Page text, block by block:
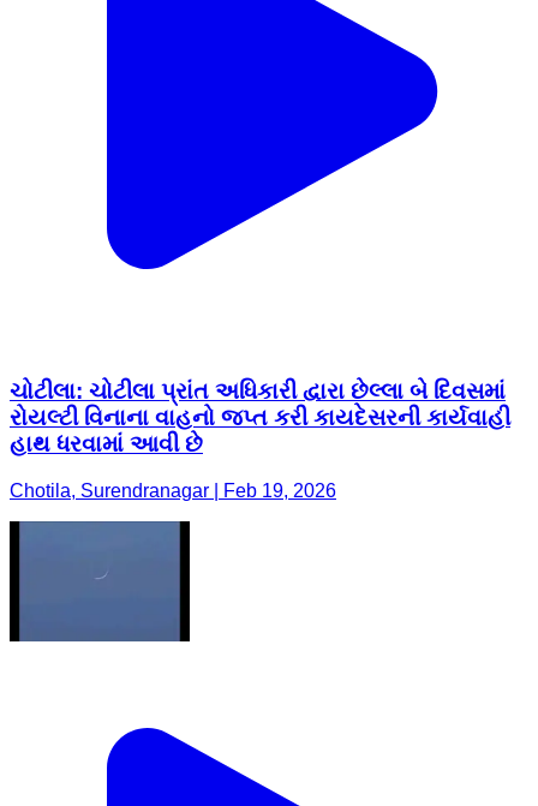
ચોટીલા: ચોટીલા પ્રાંત અધિકારી દ્વારા છેલ્લા બે દિવસમાં
રોયલ્ટી વિનાના વાહનો જપ્ત કરી કાયદેસરની કાર્યવાહી
હાથ ધરવામાં આવી છે
Chotila, Surendranagar | Feb 19, 2026